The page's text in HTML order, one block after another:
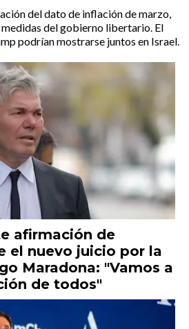
del dato de inflación de marzo,
del gobierno libertario. El
podrían mostrarse juntos en Israel.
afirmación de
el nuevo juicio por la
Maradona: "Vamos a
de todos"